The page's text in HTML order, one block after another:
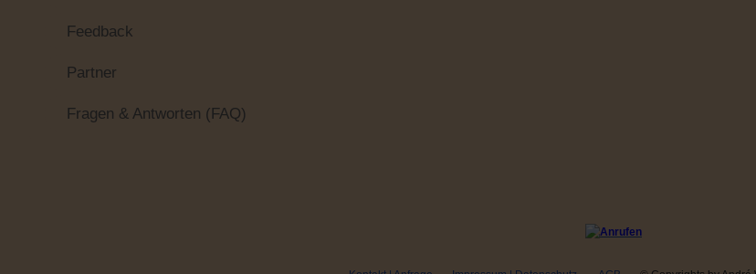
Feedback
Partner
Fragen & Antworten (FAQ)